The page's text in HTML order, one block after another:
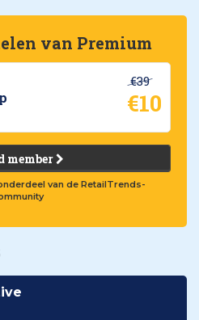
van Premium
€39
€10
member
van de RetailTrends-